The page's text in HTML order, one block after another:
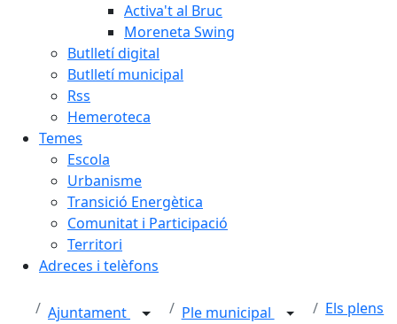
Activa't al Bruc
Moreneta Swing
Butlletí digital
Butlletí municipal
Rss
Hemeroteca
Temes
Escola
Urbanisme
Transició Energètica
Comunitat i Participació
Territori
Adreces i telèfons
Ajuntament Ple municipal Els plens